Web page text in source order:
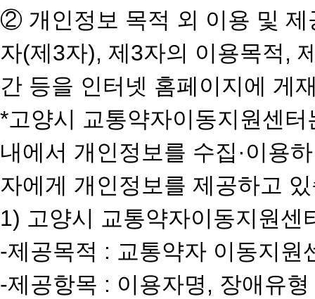
② 개인정보 목적 외 이용 및 제
자(제3자), 제3자의 이용목적,
간 등을 인터넷 홈페이지에 게
*고양시 교통약자이동지원센
내에서 개인정보를 수집·이용
자에게 개인정보를 제공하고
1) 고양시 교통약자이동지원
-제공목적 : 교통약자 이동지
-제공항목 : 이용자명, 장애유